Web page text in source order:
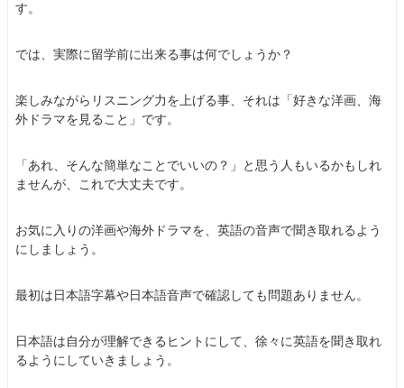
す。
では、実際に留学前に出来る事は何でしょうか？
楽しみながらリスニング力を上げる事、それは「好きな洋画、海
外ドラマを見ること」です。
「あれ、そんな簡単なことでいいの？」と思う人もいるかもしれ
ませんが、これで大丈夫です。
お気に入りの洋画や海外ドラマを、英語の音声で聞き取れるよう
にしましょう。
最初は日本語字幕や日本語音声で確認しても問題ありません。
日本語は自分が理解できるヒントにして、徐々に英語を聞き取れ
るようにしていきましょう。